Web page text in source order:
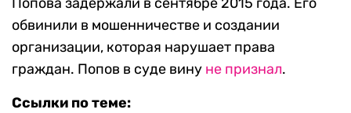
обвинили в мошенничестве и создании
организации, которая нарушает права
граждан. Попов в суде вину не признал.
Ссылки по теме: